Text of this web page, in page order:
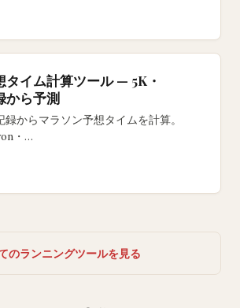
び替えなし。再抽選可。
タイム計算ツール — 5K・
から予測
からマラソン予想タイムを計算。
・
認できる無料ツール。
のランニングツールを見る